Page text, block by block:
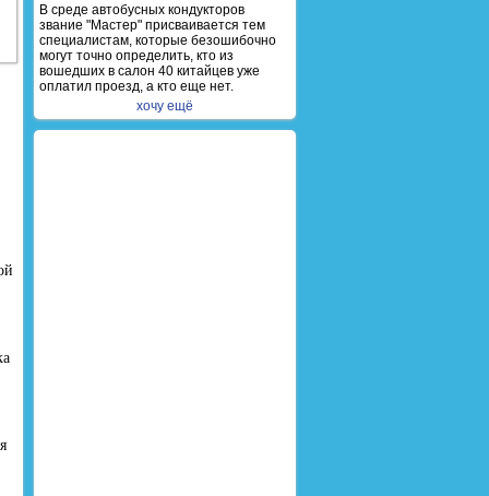
В среде автобусных кондукторов
звание "Мастер" присваивается тем
специалистам, которые безошибочно
могут точно определить, кто из
вошедших в салон 40 китайцев уже
оплатил проезд, а кто еще нет.
хочу ещё